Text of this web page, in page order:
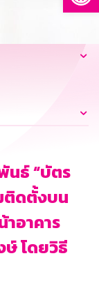
นธ์ “บัตร
ติดตั้งบน
อาคาร
โดยวิธี